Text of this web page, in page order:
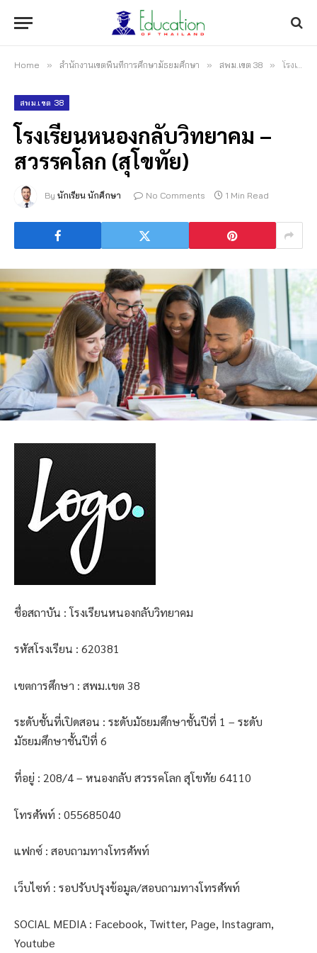
Home » สำนักงานเขตพื้นที่การศึกษามัธยมศึกษา » สพม.เขต 38 » โรงเรียนหนองกลับวิทยาคม – สวรรคโลก (สุโขทัย)
สพม.เขต 38
โรงเรียนหนองกลับวิทยาคม –
สวรรคโลก (สุโขทัย)
By นักเรียน นักศึกษา No Comments 1 Min Read
ชื่อสถาบัน : โรงเรียนหนองกลับวิทยาคม
รหัสโรงเรียน : 620381
เขตการศึกษา : สพม.เขต 38
ระดับชั้นที่เปิดสอน : ระดับมัธยมศึกษาชั้นปีที่ 1 – ระดับ
มัธยมศึกษาชั้นปีที่ 6
ที่อยู่ : 208/4 – หนองกลับ สวรรคโลก สุโขทัย 64110
โทรศัพท์ : 055685040
แฟกซ์ : สอบถามทางโทรศัพท์
เว็บไซท์ : รอปรับปรุงข้อมูล/สอบถามทางโทรศัพท์
SOCIAL MEDIA : Facebook, Twitter, Page, Instagram,
Youtube